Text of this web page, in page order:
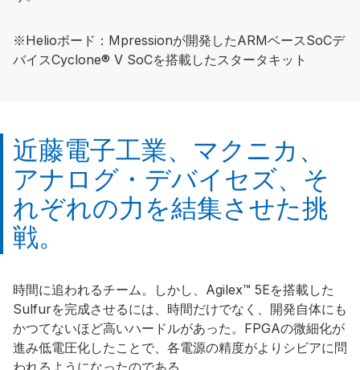
※Helioボード：Mpressionが開発したARMベースSoCデ
バイスCyclone® V SoCを搭載したスタータキット
近藤電子工業、マクニカ、
アナログ・デバイセズ、そ
れぞれの力を結集させた挑
戦。
時間に追われるチーム。しかし、Agilex™ 5Eを搭載した
Sulfurを完成させるには、時間だけでなく、開発自体にも
かつてないほど高いハードルがあった。FPGAの微細化が
進み低電圧化したことで、各電源の精度がよりシビアに問
われるようになったのである。